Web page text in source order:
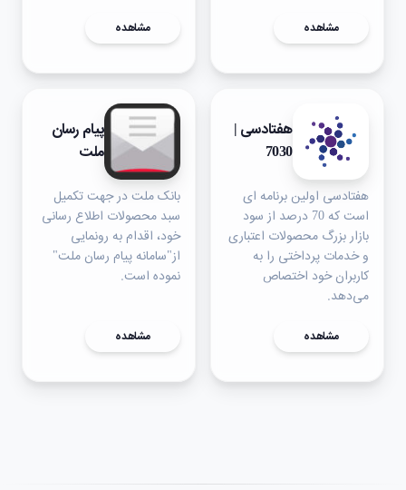
مشاهده مشاهده
هفتادسی |
7030
هفتادسی اولین برنامه ای
است که 70 درصد از سود
بازار بزرگ محصولات اعتباری
و خدمات پرداختی را به
کاربران خود اختصاص
می‌دهد.
مشاهده
پیام رسان
ملت
بانک ملت در جهت تکمیل
سبد محصولات اطلاع رسانی
خود، اقدام به رونمایی
از"سامانه پیام رسان ملت"
نموده است.
مشاهده